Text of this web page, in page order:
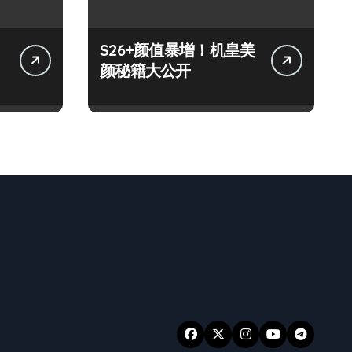
S26+颜值暴增！机皇美
颜秘籍大公开